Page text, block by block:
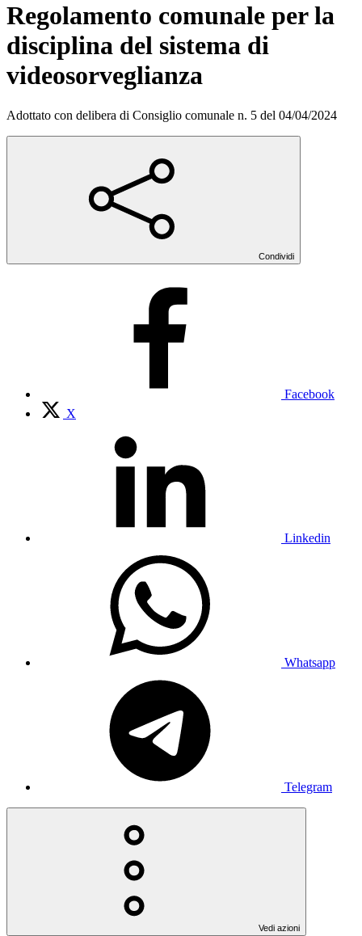
Regolamento comunale per la
disciplina del sistema di
videosorveglianza
Adottato con delibera di Consiglio comunale n. 5 del 04/04/2024
Condividi
Facebook
X
Linkedin
Whatsapp
Telegram
Vedi azioni